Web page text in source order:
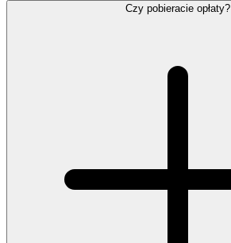
Czy pobieracie opłaty?